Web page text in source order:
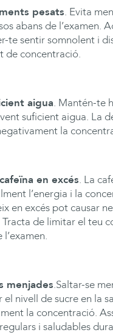
pesats. Evita
abans de l’examen.
te sentir somnolent i
de concentració.
aigua. Mantén-te
suficient aigua. La
la
en excés. La
l’energia i la
en excés pot causar
de limitar el teu
l’examen.
menjades.Saltar-se
el nivell de sucre en la
la concentració.
i saludables